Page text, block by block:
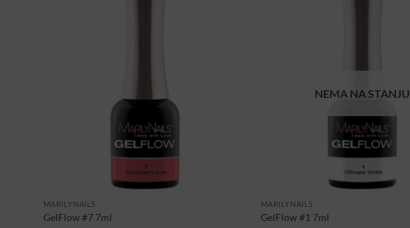
MARILYNAILS
GelFlow #7 7ml
NEMA NA STANJU
MARILYNAILS
GelFlow #1 7ml